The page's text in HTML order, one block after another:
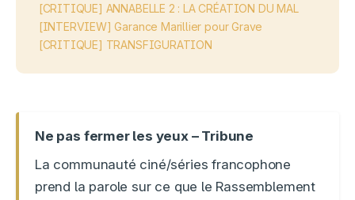
[CRITIQUE] ANNABELLE 2 : LA CRÉATION DU MAL
[INTERVIEW] Garance Marillier pour Grave
[CRITIQUE] TRANSFIGURATION
Ne pas fermer les yeux – Tribune
La communauté ciné/séries francophone
prend la parole sur ce que le Rassemblement